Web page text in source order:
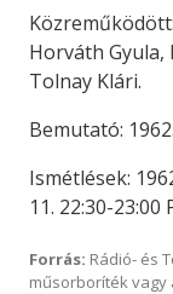
Horváth Gyula,
Tolnay Klári.
Bemutató:
Ismétlések:
11. 22:30-23:00
Forrás: Rádió- és
műsorboríték